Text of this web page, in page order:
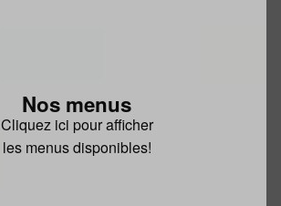
Nos menus
Cliquez ici pour afficher
les menus disponibles!